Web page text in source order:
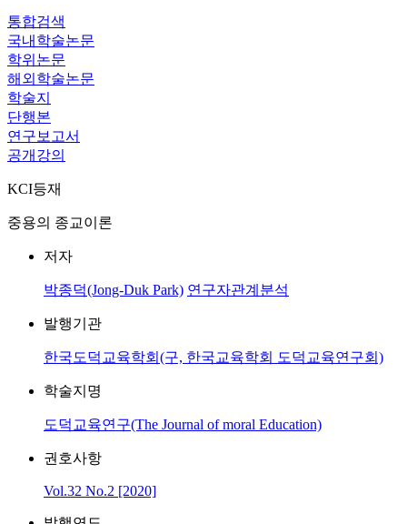
통합검색
국내학술논문
학위논문
해외학술논문
학술지
단행본
연구보고서
공개강의
KCI등재
중용의 종교이론
저자
박종덕(Jong-Duk Park) 연구자관계분석
발행기관
한국도덕교육학회(구, 한국교육학회 도덕교육연구회)
학술지명
도덕교육연구(The Journal of moral Education)
권호사항
Vol.32 No.2 [2020]